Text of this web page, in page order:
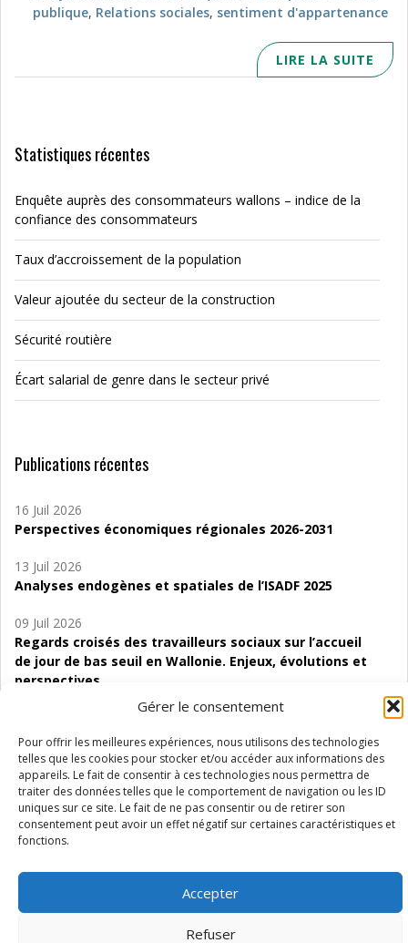
Gérer le consentement
Pour offrir les meilleures expériences, nous utilisons des technologies
telles que les cookies pour stocker et/ou accéder aux informations des
appareils. Le fait de consentir à ces technologies nous permettra de
traiter des données telles que le comportement de navigation ou les ID
uniques sur ce site. Le fait de ne pas consentir ou de retirer son
consentement peut avoir un effet négatif sur certaines caractéristiques et
fonctions.
Accepter
Refuser
publique, Relations sociales, sentiment d'appartenance
LIRE LA SUITE
Statistiques récentes
Enquête auprès des consommateurs wallons – indice de la
confiance des consommateurs
Taux d’accroissement de la population
Valeur ajoutée du secteur de la construction
Sécurité routière
Écart salarial de genre dans le secteur privé
Publications récentes
16 Juil 2026
Perspectives économiques régionales 2026-2031
13 Juil 2026
Analyses endogènes et spatiales de l’ISADF 2025
09 Juil 2026
Regards croisés des travailleurs sociaux sur l’accueil
de jour de bas seuil en Wallonie. Enjeux, évolutions et
perspectives
Étude d’évaluabilité des Structures
d’accompagnement à l’autocréation d’emploi (SAACE)
01 Juil 2026
Pénurie du personnel infirmier :quels indicateurs
d’offre de soins pour comprendre la situation en
Wallonie ?